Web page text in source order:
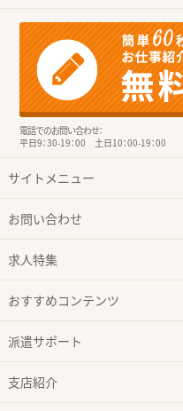
電話でのお問い合わせ：
平日9：30-19：00 土日10：00-19：00
サイトメニュー
お問い合わせ
求人特集
おすすめコンテンツ
派遣サポート
支店紹介